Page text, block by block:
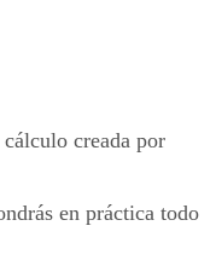
creada por
en práctica todo